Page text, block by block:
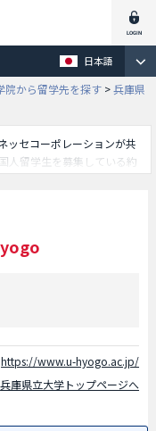
日本語
院から留学先を探す >兵庫県
ッセコーポレーションが共
人留学生を募集している約
護学研究科や情報科学研
ネジメント研究科や減災
格者数など入試情報、施
https://www.u-hyogo.ac.jp/
兵庫県立大学トップページへ